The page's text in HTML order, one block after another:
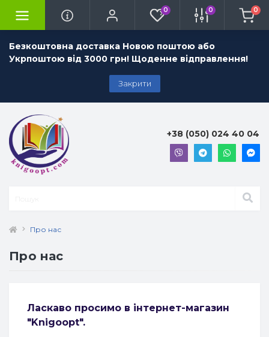
Безкоштовна доставка Новою поштою або
Укрпоштою від 3000 грн! Щоденне відправлення!
Закрити
0 0 0
+38 (050) 024 40 04
Про нас
Про нас
Ласкаво просимо в інтернет-магазин
"Knigoopt".